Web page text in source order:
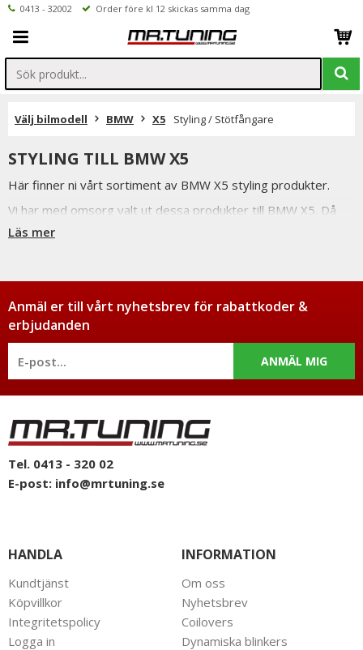
0413 - 32002 Order före kl 12 skickas samma dag
Välj bilmodell BMW X5 Styling / Stötfångare
STYLING TILL BMW X5
Här finner ni vårt sortiment av BMW X5 styling produkter.
Vi har med omsorg valt ut dessa produkter till BMW X5. Då
bilen håller hög kvalitet original ställer det höga krav på att
Läs mer
Anmäl er till vårt nyhetsbrev för rabattkoder &
erbjudanden
ANMÄL MIG
Tel. 0413 - 320 02
E-post: info@mrtuning.se
HANDLA
Kundtjänst
Köpvillkor
Integritetspolicy
Logga in
INFORMATION
Om oss
Nyhetsbrev
Coilovers
Dynamiska blinkers